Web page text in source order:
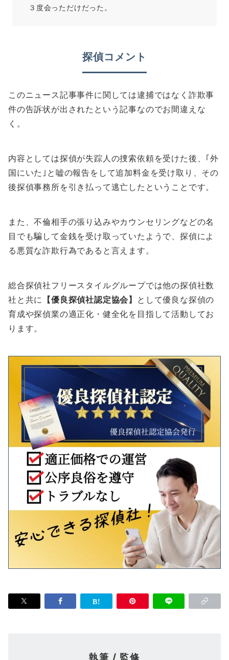
３度会っただけだった。
探偵コメント
このニュース記事事件に関しては逮捕ではなく詐欺事
件の告訴状が出されたという記事なのでお間違えな
く。
内容としては探偵が失踪人の捜索依頼を受けた後、｢外
国にいた｣と嘘の報告をして追加料金を受け取り、その
後探偵事務所を引き払って逃亡したということです。
また、不倫相手の張り込みやカウンセリングなどの名
目でも騙して金銭を受け取っていたようで、探偵によ
る悪質な詐欺行為であると言えます。
総合探偵社フリースタイルグループでは他の探偵社数
社と共に
【優良探偵社認定協会】 として優良な探偵の
育成や探偵業の適正化・健全化を目指して活動してお
ります。
執筆 / 監修